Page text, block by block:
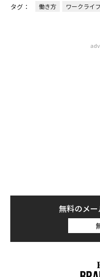
タグ： 働き方 ワークライ
無料のメ